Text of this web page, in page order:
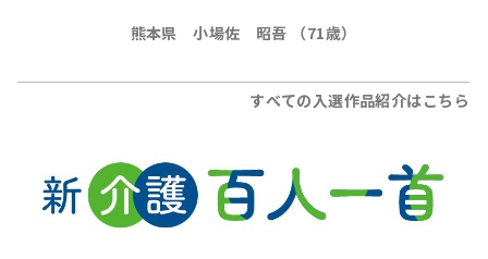
熊本県 小場佐 昭吾 （71歳）
すべての入選作品紹介はこちら